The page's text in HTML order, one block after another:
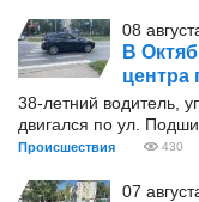
08
В
центра
38-летний водитель,
двигался по ул.
Происшествия 430
07